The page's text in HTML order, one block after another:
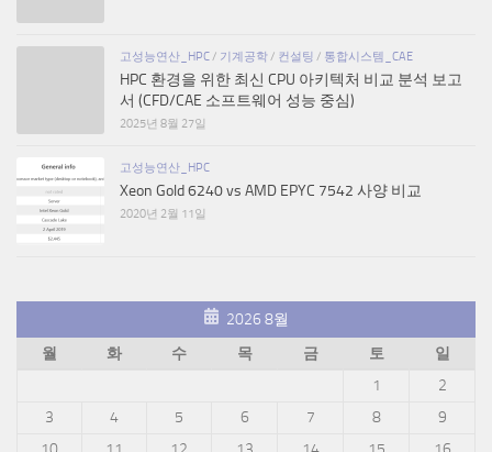
고성능연산_HPC / 기계공학 / 컨설팅 / 통합시스템_CAE
HPC 환경을 위한 최신 CPU 아키텍처 비교 분석 보고
서 (CFD/CAE 소프트웨어 성능 중심)
2025년 8월 27일
고성능연산_HPC
Xeon Gold 6240 vs AMD EPYC 7542 사양 비교
2020년 2월 11일
2026 8월
월
화 수 목 금 토
일
1
2
3
4 5 6 7 8
9